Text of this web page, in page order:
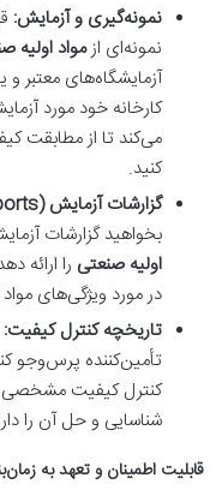
نمونه‌گیری و آزمایش:
نمونه‌ای ازمواد اولیه
آزمایشگاه‌های معتبر و
کارخانه خود مورد
می‌کند تا از مطابقت
کنید.
گزارشات آزمایش (Test Reports) و آنالیزها:
بخواهید گزارشات
اولیه صنعتی را ارائه
در مورد ویژگی‌های مواد
تاریخچه کنترل کیفیت:
تأمین‌کننده پرس‌وجو
کنترل کیفیت مشخصی
شناسایی و حل آن را
قابلیت اطمینان و تعهد به